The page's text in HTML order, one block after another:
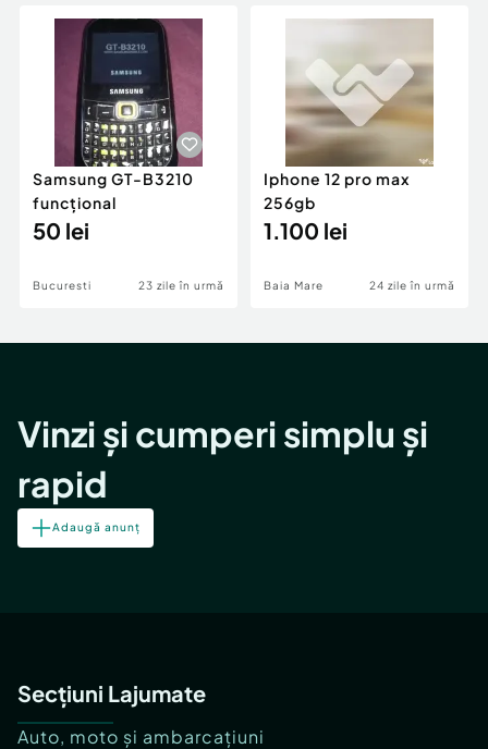
Servicii
Animale de companie
Afaceri și echipamente profesionale
Inchiriere Bunuri si Vehicule
Utilaje agricole si industriale
Piese auto si accesorii
Dacia Duster
Samsung GT-B3210
funcțional
50 lei
Bucuresti 23 zile în urmă
Iphone 12 pro max
256gb
1.100 lei
Baia Mare 24 zile în urmă
Vinzi și cumperi simplu și
rapid
Adaugă anunț
Secțiuni Lajumate
Auto, moto și ambarcațiuni